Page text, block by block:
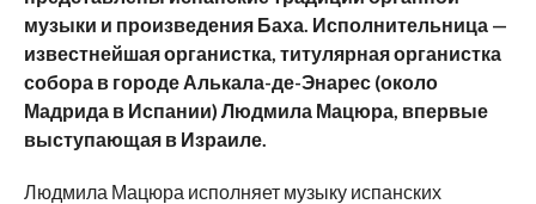
музыки и произведения Баха. Исполнительница —
известнейшая органистка, титулярная органистка
собора в городе Алькала-де-Энарес (около
Мадрида в Испании) Людмила Мацюра, впервые
выступающая в Израиле.
Людмила Мацюра исполняет музыку испанских